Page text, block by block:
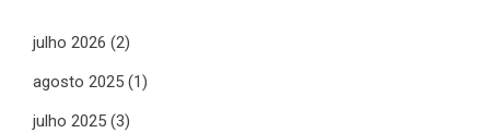
julho 2026 (2)
agosto 2025 (1)
julho 2025 (3)